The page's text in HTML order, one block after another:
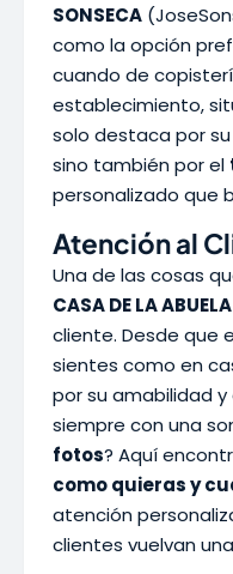
SONSECA
como la opción
cuando de
establecimiento,
solo destaca por
sino también por el
personalizado que
Atención al
Una de las cosas
CASA DE LA
cliente. Desde que
sientes como en
por su amabilidad
siempre con una
fotos? Aquí
como quieras y
atención
clientes vuelvan